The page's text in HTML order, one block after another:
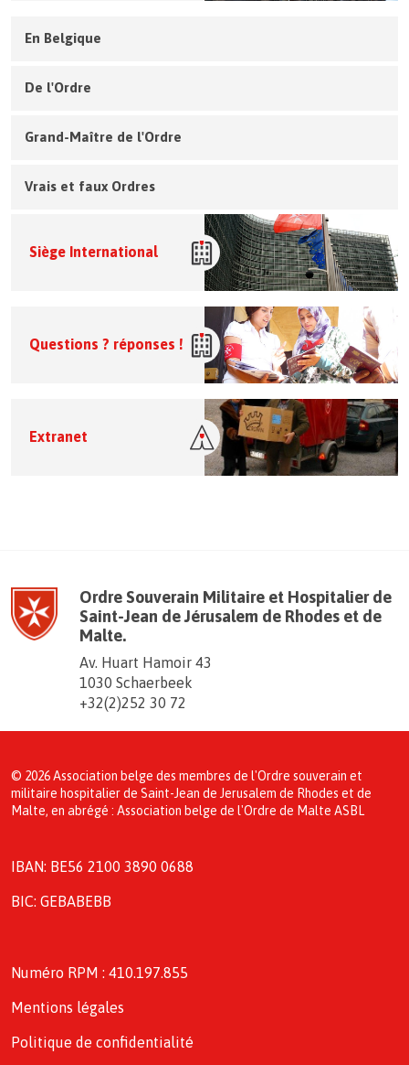
En Belgique
De l'Ordre
Grand-Maître de l'Ordre
Vrais et faux Ordres
Siège International
Questions ? réponses !
Extranet
Ordre Souverain Militaire et Hospitalier de
Saint-Jean de Jérusalem de Rhodes et de
Malte.
Av. Huart Hamoir 43
1030 Schaerbeek
+32(2)252 30 72
© 2026 Association belge des membres de l'Ordre souverain et
militaire hospitalier de Saint-Jean de Jerusalem de Rhodes et de
Malte, en abrégé : Association belge de l'Ordre de Malte ASBL
IBAN: BE56 2100 3890 0688
BIC: GEBABEBB
Numéro RPM : 410.197.855
Mentions légales
Politique de confidentialité